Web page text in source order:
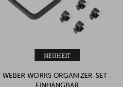
NEUHEIT
WEBER WORKS ORGANIZER-SET -
EINHÄNGBAR